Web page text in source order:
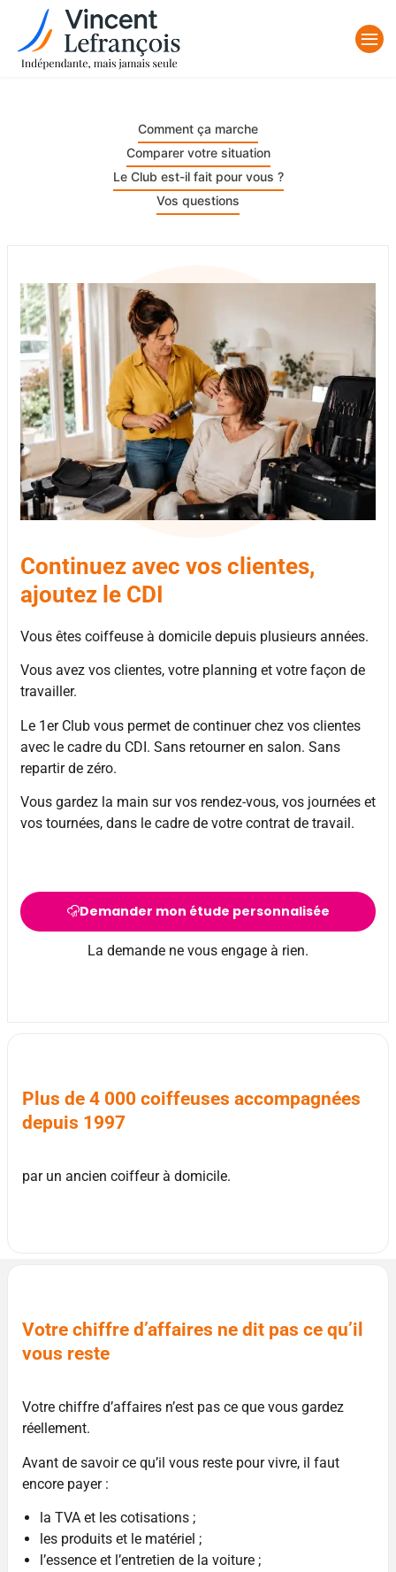
Comment ça marche
Comparer votre situation
Le Club est-il fait pour vous ?
Vos questions
Continuez avec vos clientes,
ajoutez le CDI
Vous êtes coiffeuse à domicile depuis plusieurs années.
Vous avez vos clientes, votre planning et votre façon de
travailler.
Le 1er Club vous permet de continuer chez vos clientes
avec le cadre du CDI. Sans retourner en salon. Sans
repartir de zéro.
Vous gardez la main sur vos rendez-vous, vos journées et
vos tournées, dans le cadre de votre contrat de travail.
Demander mon étude personnalisée
La demande ne vous engage à rien.
Plus de 4 000 coiffeuses accompagnées
depuis 1997
par un ancien coiffeur à domicile.
Votre chiffre d’affaires ne dit pas ce qu’il
vous reste
Votre chiffre d’affaires n’est pas ce que vous gardez
réellement.
Avant de savoir ce qu’il vous reste pour vivre, il faut
encore payer :
la TVA et les cotisations ;
les produits et le matériel ;
l’essence et l’entretien de la voiture ;